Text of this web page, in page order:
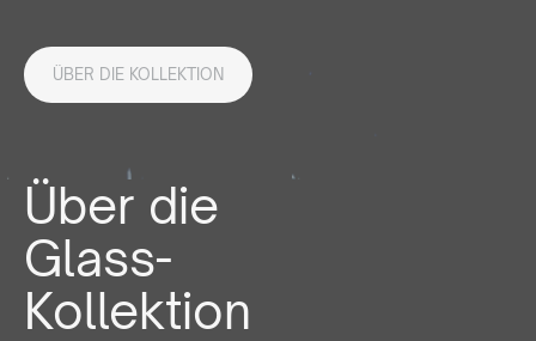
ÜBER DIE KOLLEKTION
Über die
Glass-
Kollektion